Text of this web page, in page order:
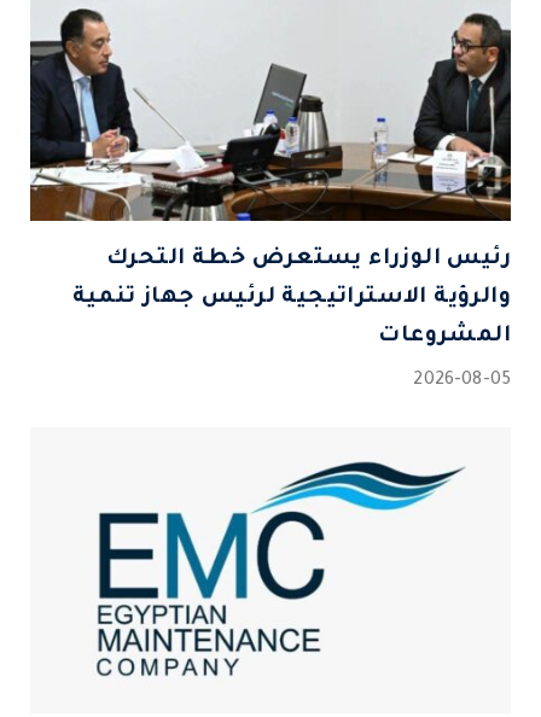
رئيس الوزراء يستعرض خطة التحرك
والرؤية الاستراتيجية لرئيس جهاز تنمية
المشروعات
2026-08-05